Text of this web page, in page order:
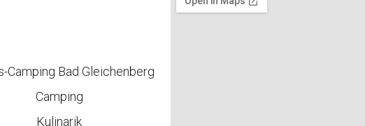
Camping Bad Gleichenberg
Camping
Kulinarik